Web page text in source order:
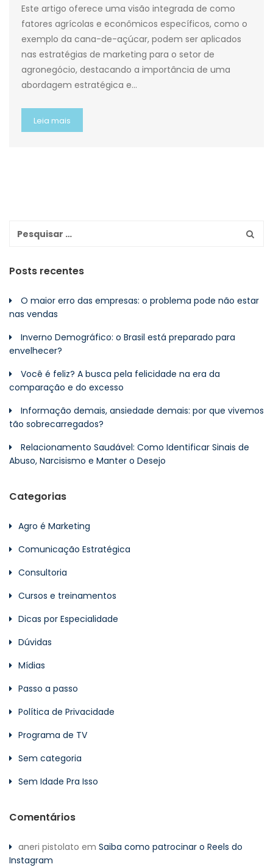
Este artigo oferece uma visão integrada de como
fatores agrícolas e econômicos específicos, como o
exemplo da cana-de-açúcar, podem ser aplicados
nas estratégias de marketing para o setor de
agronegócio, destacando a importância de uma
abordagem estratégica e…
Leia mais
Posts recentes
O maior erro das empresas: o problema pode não estar
nas vendas
Inverno Demográfico: o Brasil está preparado para
envelhecer?
Você é feliz? A busca pela felicidade na era da
comparação e do excesso
Informação demais, ansiedade demais: por que vivemos
tão sobrecarregados?
Relacionamento Saudável: Como Identificar Sinais de
Abuso, Narcisismo e Manter o Desejo
Categorias
Agro é Marketing
Comunicação Estratégica
Consultoria
Cursos e treinamentos
Dicas por Especialidade
Dúvidas
Mídias
Passo a passo
Política de Privacidade
Programa de TV
Sem categoria
Sem Idade Pra Isso
Comentários
aneri pistolato em Saiba como patrocinar o Reels do
Instagram